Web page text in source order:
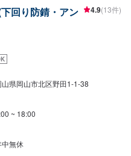
回り防錆・アン
4.9(13件)
山県岡山市北区野田1-1-38
~ 18:00
中無休